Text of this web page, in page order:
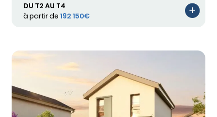
DU T2 AU T4
à partir de 192 150€